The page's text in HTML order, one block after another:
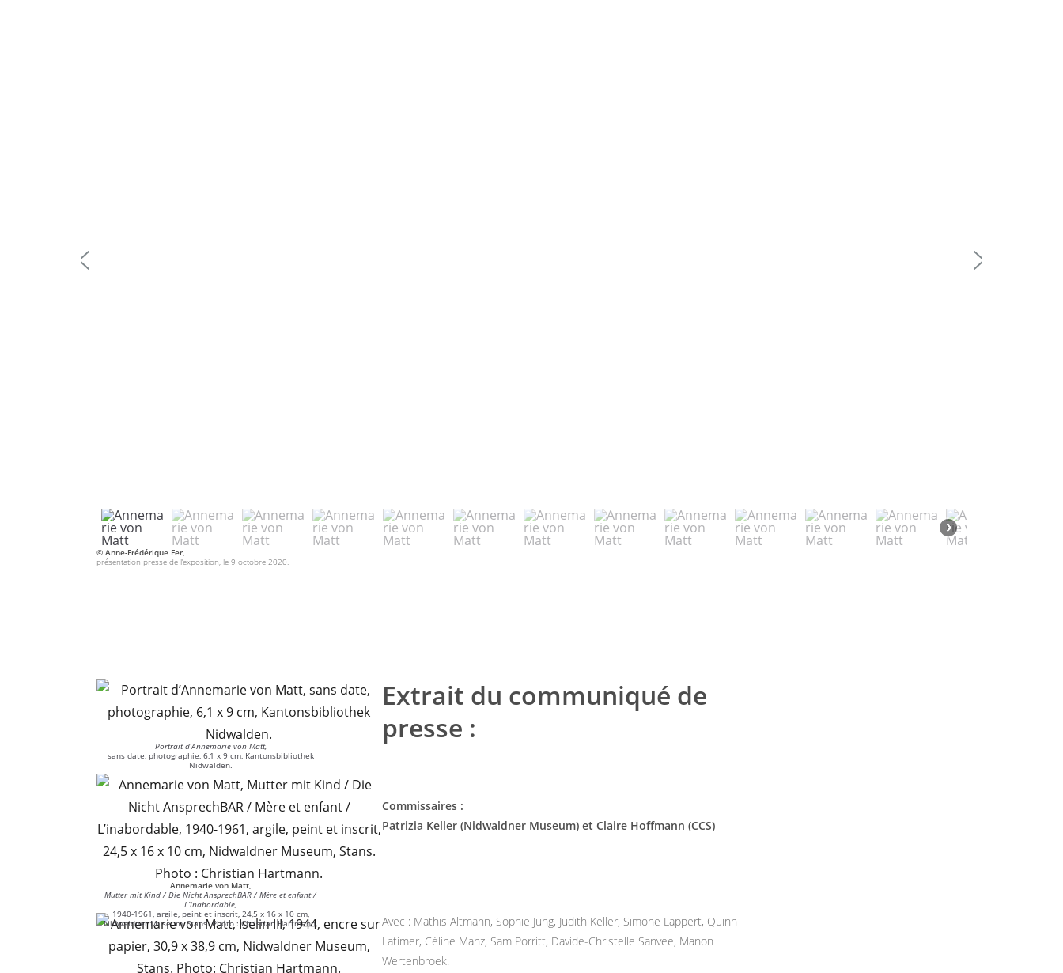
© Anne-Frédérique Fer,
présentation presse de l’exposition, le 9 octobre 2020.
Portrait d’Annemarie von Matt,
sans date, photographie, 6,1 x 9 cm, Kantonsbibliothek
Nidwalden.
Annemarie von Matt,
Mutter mit Kind / Die Nicht AnsprechBAR / Mère et enfant /
L’inabordable,
1940-1961, argile, peint et inscrit, 24,5 x 16 x 10 cm,
Nidwaldner Museum, Stans. Photo : Christian Hartmann.
Extrait du communiqué de
presse :
Commissaires :
Patrizia Keller (Nidwaldner Museum) et Claire Hoffmann (CCS)
Avec : Mathis Altmann, Sophie Jung, Judith Keller, Simone Lappert, Quinn
Latimer, Céline Manz, Sam Porritt, Davide-Christelle Sanvee, Manon
Wertenbroek.